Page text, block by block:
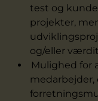
test og
projekter,
og/eller
Mulighed for